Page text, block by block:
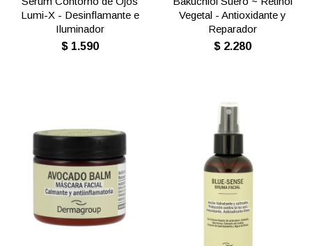
Lumi-X - Desinflamante e
Iluminador
$ 1.590
Vegetal - Antioxidante y
Reparador
$ 2.280